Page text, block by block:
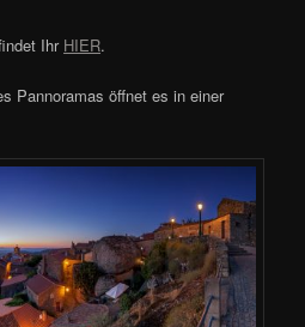
Ihr HIER.
Pannoramas öffnet es in einer